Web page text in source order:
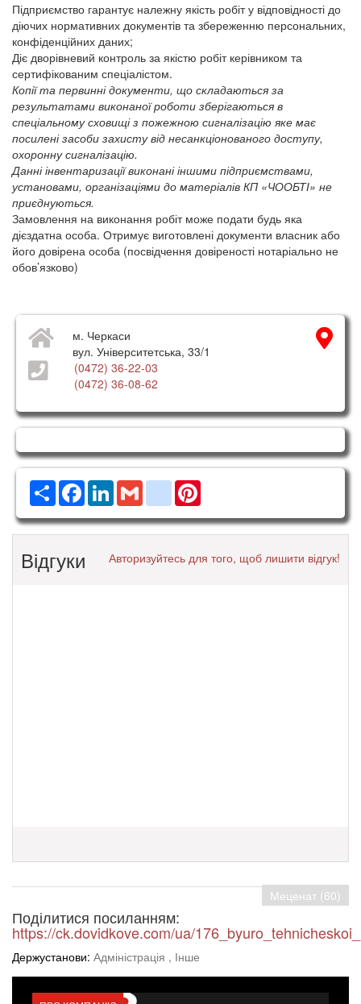
Підприємство гарантує належну якість робіт у відповідності до
діючих нормативних документів та збереженню персональних,
конфіденційних даних;
Діє дворівневий контроль за якістю робіт керівником та
сертифікованим спеціалістом.
Копії та первинні документи, що складаються за
результатами виконаної роботи зберігаються в
спеціальному сховищі з пожежною сигналізацію яке має
посилені засоби захисту від несанкціонованого доступу,
охоронну сигналізацію.
Данні інвентаризації виконані іншими підприємствами,
установами, організаціями до матеріалів КП «ЧООБТІ» не
приєднуються.
Замовлення на виконання робіт може подати будь яка
дієздатна особа. Отримує виготовлені документи власник або
його довірена особа (посвідчення довіреності нотаріально не
обов’язково)
м. Черкаси
вул. Університетська, 33/1
(0472) 36-22-03
(0472) 36-08-62
РесурсFacebook
LinkedInGmail google_bookmarks
Відгуки Авторизуйтесь для того, щоб лишити відгук!
Меценат (60)
Поділитися посиланням:
https://ck.dovidkove.com/ua/
Держустанови: Адміністрація , Інше